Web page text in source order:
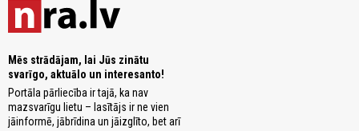
Mēs strādājam, lai Jūs zinātu
svarīgo, aktuālo un interesanto!
Portāla pārliecība ir tajā, ka nav
mazsvarīgu lietu – lasītājs ir ne vien
jāinformē, jābrīdina un jāizglīto, bet arī